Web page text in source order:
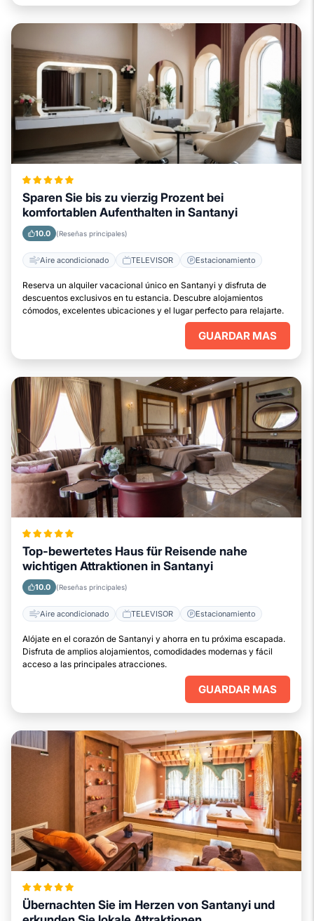
Sparen Sie bis zu vierzig Prozent bei
komfortablen Aufenthalten in Santanyi
10.0 (Reseñas principales)
Aire acondicionado TELEVISOR Estacionamiento
Reserva un alquiler vacacional único en Santanyi y disfruta de
descuentos exclusivos en tu estancia. Descubre alojamientos
cómodos, excelentes ubicaciones y el lugar perfecto para relajarte.
GUARDAR MAS
Top-bewertetes Haus für Reisende nahe
wichtigen Attraktionen in Santanyi
10.0 (Reseñas principales)
Aire acondicionado TELEVISOR Estacionamiento
Alójate en el corazón de Santanyi y ahorra en tu próxima escapada.
Disfruta de amplios alojamientos, comodidades modernas y fácil
acceso a las principales atracciones.
GUARDAR MAS
Übernachten Sie im Herzen von Santanyi und